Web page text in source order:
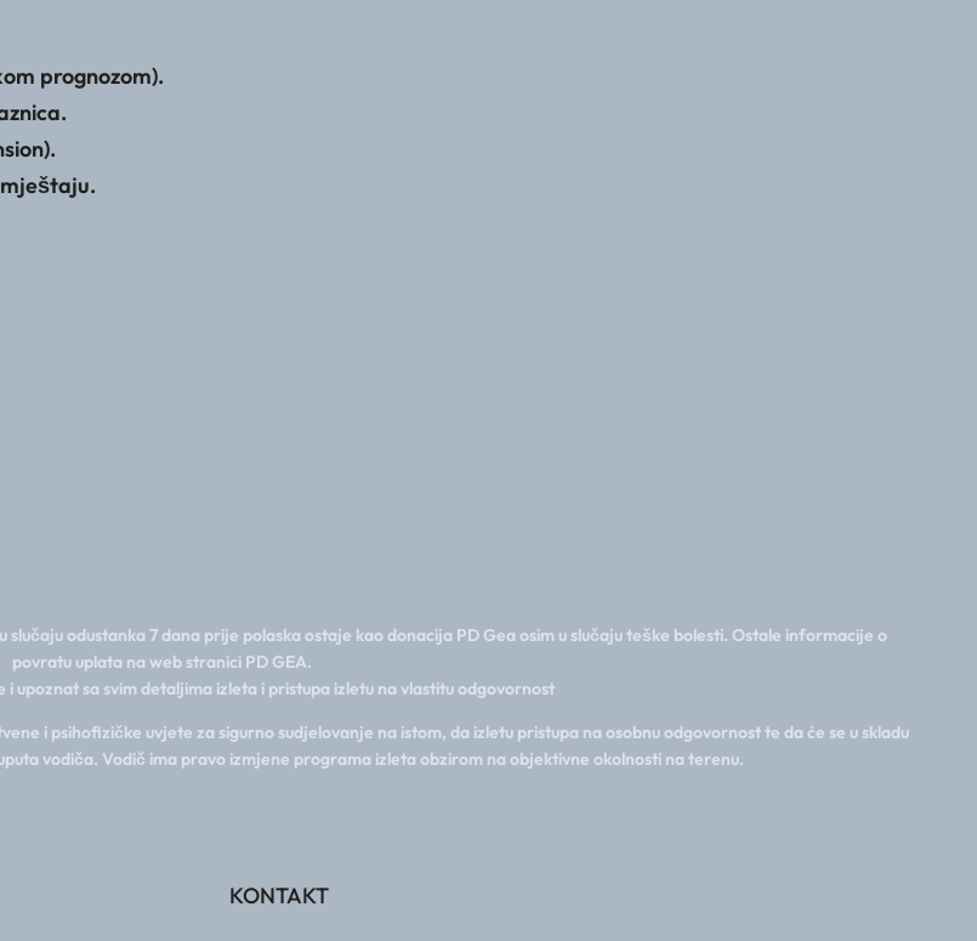
prognozom).
odustanka 7 dana prije polaska ostaje kao donacija PD Gea osim u slučaju teške bolesti. Ostale informacije o
povratu uplata na web stranici PD GEA.
i upoznat sa svim detaljima izleta i pristupa izletu na vlastitu odgovornost
i psihofizičke uvjete za sigurno sudjelovanje na istom, da izletu pristupa na osobnu odgovornost te da će se u skladu
vodiča. Vodič ima pravo izmjene programa izleta obzirom na objektivne okolnosti na terenu.
KONTAKT